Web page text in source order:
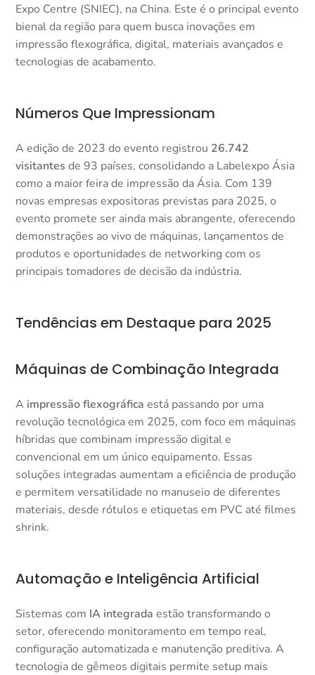
Expo Centre (SNIEC), na China. Este é o principal evento
bienal da região para quem busca inovações em
impressão flexográfica, digital, materiais avançados e
tecnologias de acabamento.​
Números Que Impressionam
A edição de 2023 do evento registrou 26.742
visitantes de 93 países, consolidando a Labelexpo Ásia
como a maior feira de impressão da Ásia. Com 139
novas empresas expositoras previstas para 2025, o
evento promete ser ainda mais abrangente, oferecendo
demonstrações ao vivo de máquinas, lançamentos de
produtos e oportunidades de networking com os
principais tomadores de decisão da indústria.​
Tendências em Destaque para 2025
Máquinas de Combinação Integrada
A impressão flexográfica está passando por uma
revolução tecnológica em 2025, com foco em máquinas
híbridas que combinam impressão digital e
convencional em um único equipamento. Essas
soluções integradas aumentam a eficiência de produção
e permitem versatilidade no manuseio de diferentes
materiais, desde rótulos e etiquetas em PVC até filmes
shrink.​
Automação e Inteligência Artificial
Sistemas com IA integrada estão transformando o
setor, oferecendo monitoramento em tempo real,
configuração automatizada e manutenção preditiva. A
tecnologia de gêmeos digitais permite setup mais